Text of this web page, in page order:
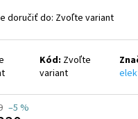
doručiť do: Zvoľte variant
Kód: Zvoľte
variant
–5 %